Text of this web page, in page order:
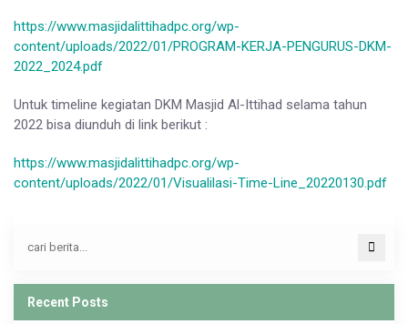
https://www.masjidalittihadpc.org/wp-
content/uploads/2022/01/PROGRAM-KERJA-PENGURUS-DKM-
2022_2024.pdf
Untuk timeline kegiatan DKM Masjid Al-Ittihad selama tahun
2022 bisa diunduh di link berikut :
https://www.masjidalittihadpc.org/wp-
content/uploads/2022/01/Visualilasi-Time-Line_20220130.pdf
Recent Posts